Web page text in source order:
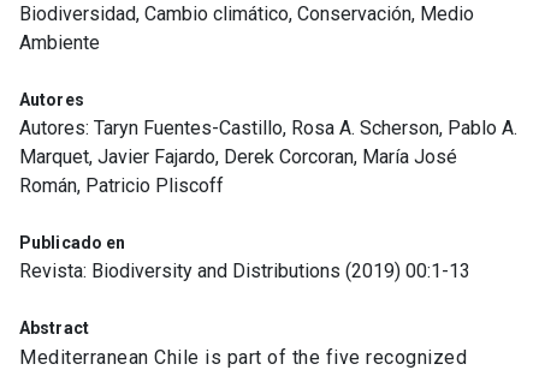
Biodiversidad, Cambio climático, Conservación, Medio
Ambiente
Autores
Autores: Taryn Fuentes-Castillo, Rosa A. Scherson, Pablo A.
Marquet, Javier Fajardo, Derek Corcoran, María José
Román, Patricio Pliscoff
Publicado en
Revista: Biodiversity and Distributions (2019) 00:1-13
Abstract
Mediterranean Chile is part of the five recognized